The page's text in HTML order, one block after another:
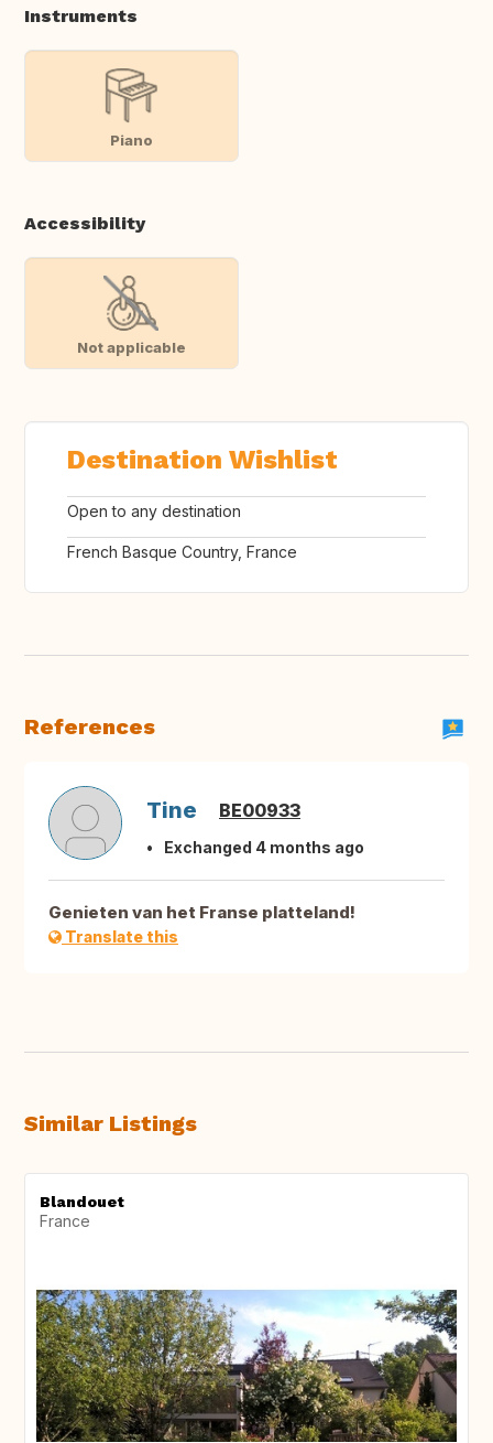
Instruments
Piano
Accessibility
Not applicable
Destination Wishlist
Open to any destination
French Basque Country, France
References
Tine BE00933
Exchanged 4 months ago
Genieten van het Franse platteland!
Translate this
Similar Listings
Blandouet
France